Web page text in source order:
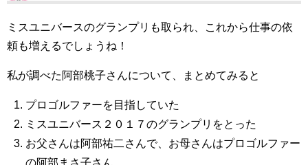
ミスユニバースのグランプリも取られ、これから仕事の依
頼も増えるでしょうね！
私が調べた阿部桃子さんについて、まとめてみると
プロゴルファーを目指していた
ミスユニバース２０１７のグランプリをとった
お父さんは阿部祐二さんで、お母さんはプロゴルファー
の阿部まさ子さん